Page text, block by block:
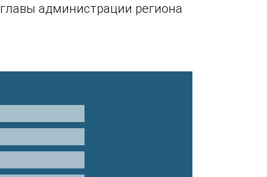
главы администрации региона